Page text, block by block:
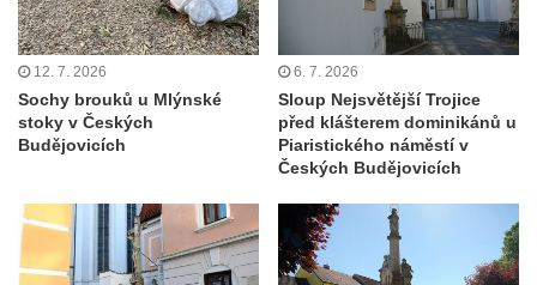
Sloup svatého Floriána v Chomutově
Sloup Nejsvětější trojice v Lokti
Sloup Nejsvětější trojice v Krásně
Sloup Nejsvětější Trojice v Horním
Slavkově
Sloup Nejsvětější trojice ve Městě Touškově
Sloup Panny Marie v Plzni
12. 7. 2026
Sochy brouků u Mlýnské
stoky v Českých
Budějovicích
6. 7. 2026
Sloup Nejsvětější Trojice
před klášterem dominikánů u
Piaristického náměstí v
Českých Budějovicích